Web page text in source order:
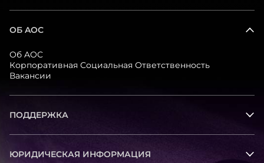
ОБ AOC
Об AOC
Корпоративная Социальная Ответственность
Вакансии
ПОДДЕРЖКА
ЮРИДИЧЕСКАЯ ИНФОРМАЦИЯ